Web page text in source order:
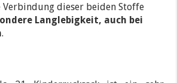
Verbindung dieser beiden Stoffe
Langlebigkeit, auch bei
.